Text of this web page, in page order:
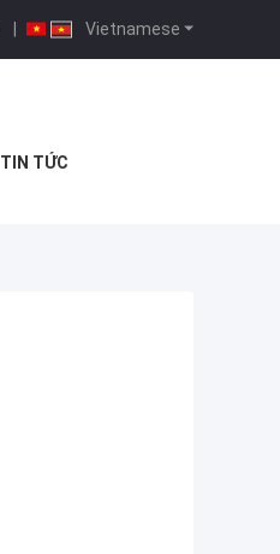
Vietnamese
|
TIN TỨC